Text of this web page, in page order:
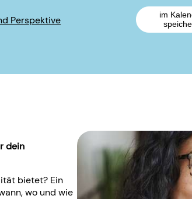
Perspektive
im
dein
bietet? Ein
wo und wie